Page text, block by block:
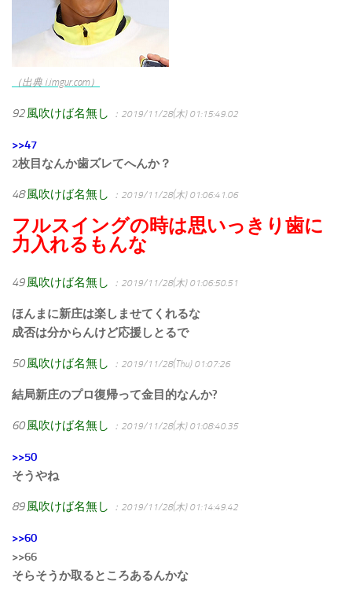
（出典 i.imgur.com）
92 風吹けば名無し ：2019/11/28(木) 01:15:49.02
>>47
2枚目なんか歯ズレてへんか？
48 風吹けば名無し ：2019/11/28(木) 01:06:41.06
フルスイングの時は思いっきり歯に
力入れるもんな
49 風吹けば名無し ：2019/11/28(木) 01:06:50.51
ほんまに新庄は楽しませてくれるな
成否は分からんけど応援しとるで
50 風吹けば名無し ：2019/11/28(Thu) 01:07:26
結局新庄のプロ復帰って金目的なんか?
60 風吹けば名無し ：2019/11/28(木) 01:08:40.35
>>50
そうやね
89 風吹けば名無し ：2019/11/28(木) 01:14:49.42
>>60
>>66
そらそうか取るところあるんかな